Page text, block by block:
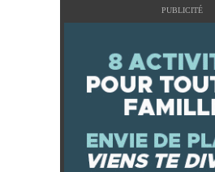
PUBLICITÉ